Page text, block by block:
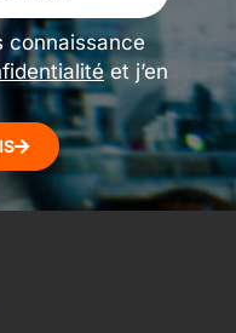
connaissance
et j’en